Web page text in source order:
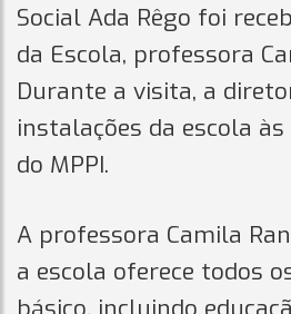
Social Ada Rêgo foi
da Escola, professora
Durante a visita, a
instalações da escola
do MPPI.
A professora Camila
a escola oferece todos